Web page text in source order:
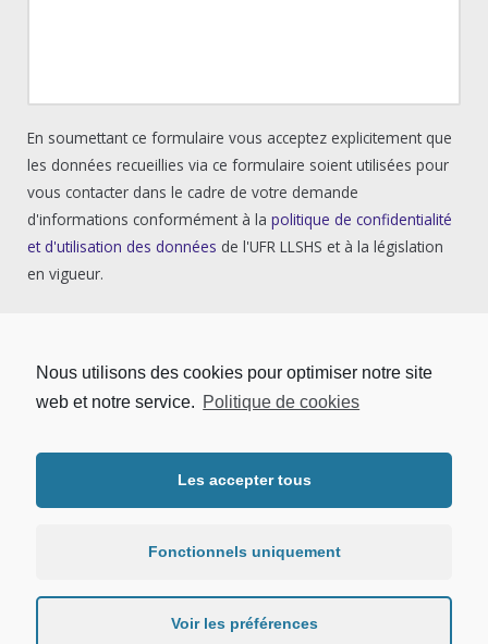
Nous utilisons des cookies pour optimiser notre site
web et notre service. Politique de cookies
Les accepter tous
Fonctionnels uniquement
Voir les préférences
En soumettant ce formulaire vous acceptez explicitement que
les données recueillies via ce formulaire soient utilisées pour
vous contacter dans le cadre de votre demande
d'informations conformément à la politique de confidentialité
et d'utilisation des données de l'UFR LLSHS et à la législation
en vigueur.
personnelles